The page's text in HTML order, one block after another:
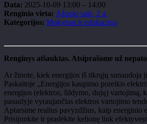
Data: 2025-10-09 13:00 – 14:00
Renginio vieta: Ąžuolo salė, 2 a.
Kategorijos: Mokymai ir edukacijos
Renginys atšauktas. Atsiprašome už
Ar žinote, kiek energijos iš tikrųjų sunaudoja
Paskaitoje „Energijos kaupimo poreikis
energijos (elektros, šildymo, dujų) vartojimą,
pasaulyje vyraujančias elektros vartojimo
Aptarsime realius pavyzdžius, kaip energinio
Prisijunkite ir pradėkite kelionę link